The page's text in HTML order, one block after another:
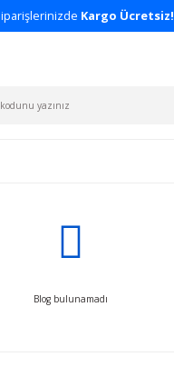
Kargo Ücretsiz!
Blog bulunamadı